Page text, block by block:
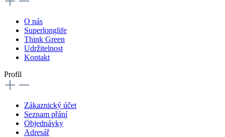
O nás
Superlonglife
Think Green
Udržitelnost
Kontakt
Profil
Zákaznický účet
Seznam přání
Objednávky
Adresář